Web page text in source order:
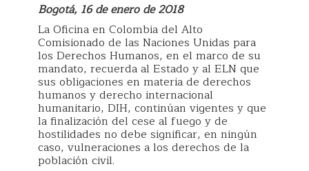
Bogotá, 16 de enero de 2018
La Oficina en Colombia del Alto
Comisionado de las Naciones Unidas para
los Derechos Humanos, en el marco de su
mandato, recuerda al Estado y al ELN que
sus obligaciones en materia de derechos
humanos y derecho internacional
humanitario, DIH, continúan vigentes y que
la finalización del cese al fuego y de
hostilidades no debe significar, en ningún
caso, vulneraciones a los derechos de la
población civil.